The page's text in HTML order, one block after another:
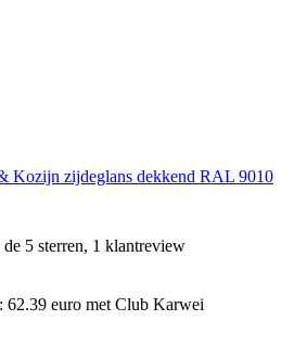
Kozijn zijdeglans dekkend RAL 9010
5 sterren, 1 klantreview
euro met Club Karwei